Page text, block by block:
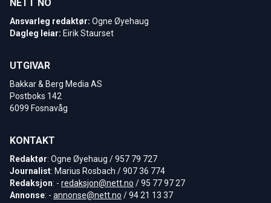
NETT NO
Ansvarleg redaktør: Ogne Øyehaug
Dagleg leiar: Eirik Staurset
UTGIVAR
Bakkar & Berg Media AS
Postboks 142
6099 Fosnavåg
KONTAKT
Redaktør: Ogne Øyehaug / 957 79 727
Journalist: Marius Rosbach / 907 36 774
Redaksjon: - redaksjon@nett.no / 95 77 97 27
Annonse: - annonse@nett.no / 94 21 13 37